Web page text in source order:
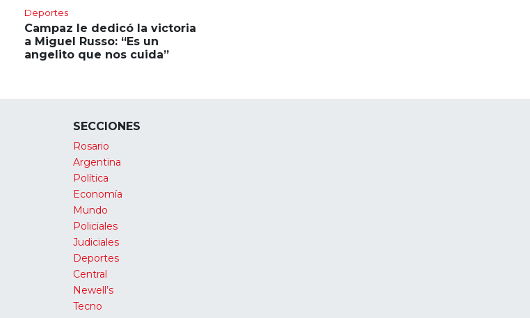
Deportes
Campaz le dedicó la victoria
a Miguel Russo: “Es un
angelito que nos cuida”
SECCIONES
Rosario
Argentina
Política
Economía
Mundo
Policiales
Judiciales
Deportes
Central
Newell’s
Tecno